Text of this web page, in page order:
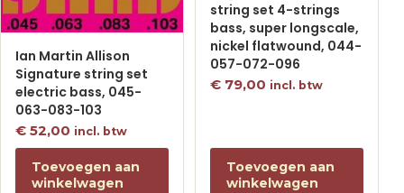
Ian Martin Allison
Signature string set
electric bass, 045-
063-083-103
€ 52,00 incl. btw
Toevoegen aan
winkelwagen
string set 4-strings
bass, super longscale,
nickel flatwound, 044-
057-072-096
€ 79,00 incl. btw
Toevoegen aan
winkelwagen